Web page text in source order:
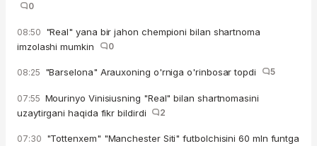
0
08:50 "Real" yana bir jahon chempioni bilan shartnoma
imzolashi mumkin
0
08:25 "Barselona" Arauxoning o'rniga o'rinbosar topdi 5
07:55 Mourinyo Vinisiusning "Real" bilan shartnomasini
uzaytirgani haqida fikr bildirdi
2
07:30 "Tottenxem" "Manchester Siti" futbolchisini 60 mln funtga